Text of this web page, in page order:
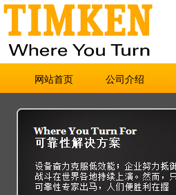
网站首页 公司介绍